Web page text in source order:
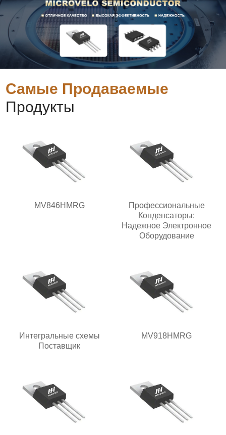
Самые Продаваемые
Продукты
MV846HMRG
Профессиональные
Конденсаторы:
Надежное Электронное
Оборудование
Интегральные схемы
Поставщик
MV918HMRG